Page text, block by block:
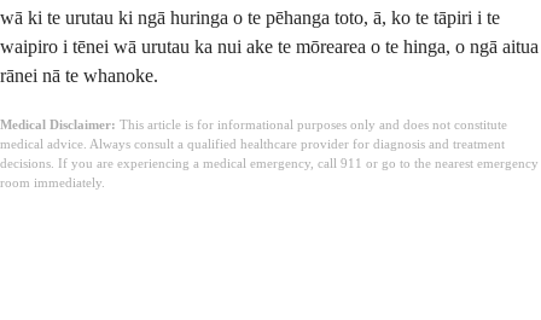
wā ki te urutau ki ngā huringa o te pēhanga toto, ā, ko te tāpiri i te
waipiro i tēnei wā urutau ka nui ake te mōrearea o te hinga, o ngā aitua
rānei nā te whanoke.
Medical Disclaimer: This article is for informational purposes only and does not constitute
medical advice. Always consult a qualified healthcare provider for diagnosis and treatment
decisions. If you are experiencing a medical emergency, call 911 or go to the nearest emergency
room immediately.